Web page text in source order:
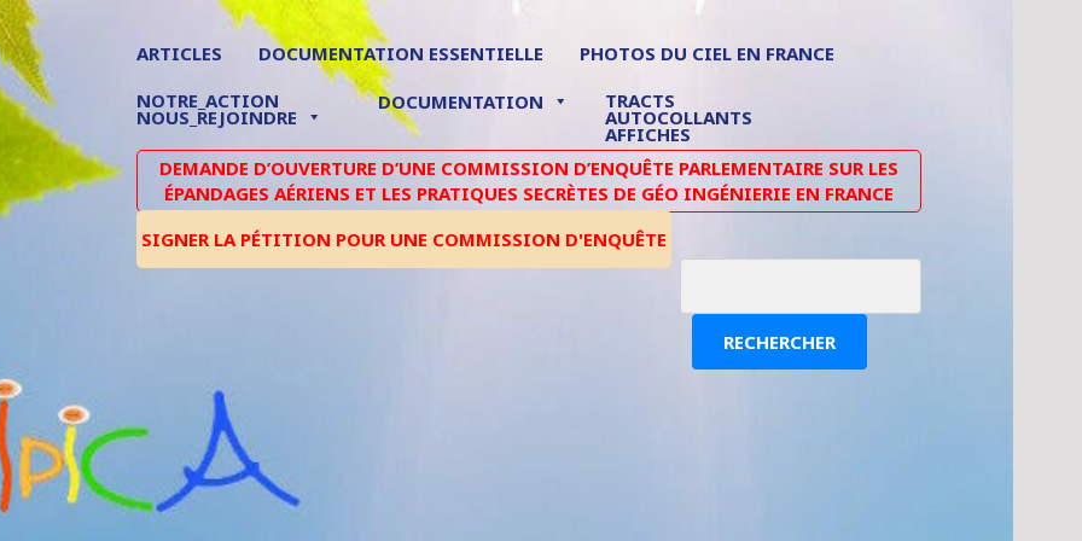
ARTICLES DOCUMENTATION ESSENTIELLE
PHOTOS DU CIEL EN FRANCE
NOTRE_ACTION
NOUS_REJOINDRE
DOCUMENTATION TRACTS
AUTOCOLLANTS
AFFICHES
DEMANDE D’OUVERTURE D’UNE COMMISSION D’ENQUÊTE PARLEMENTAIRE SUR LES
ÉPANDAGES AÉRIENS ET LES PRATIQUES SECRÈTES DE GÉO INGÉNIERIE EN FRANCE
SIGNER LA PÉTITION POUR UNE COMMISSION D'ENQUÊTE
RECHERCHER